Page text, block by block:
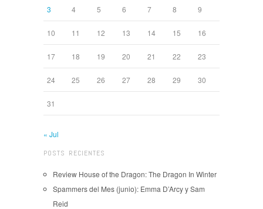
3 4 5 6 7 8 9
10 11 12 13 14 15 16
17 18 19 20 21 22 23
24 25 26 27 28 29 30
31
« Jul
POSTS RECIENTES
Review House of the Dragon: The Dragon In Winter
Spammers del Mes (junio): Emma D’Arcy y Sam
Reid